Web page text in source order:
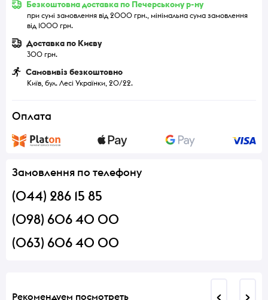
Безкоштовна доставка по Печерському р-ну
при сумі замовлення від 2000 грн., мінімальна сума замовлення
від 1000 грн.
Доставка по Києву
300 грн.
Самовивіз безкоштовно
Київ, бул. Лесі Українки, 20/22.
Оплата
Замовлення по телефону
(044) 286 15 85
(098) 606 40 00
(063) 606 40 00
Рекомендуем посмотреть